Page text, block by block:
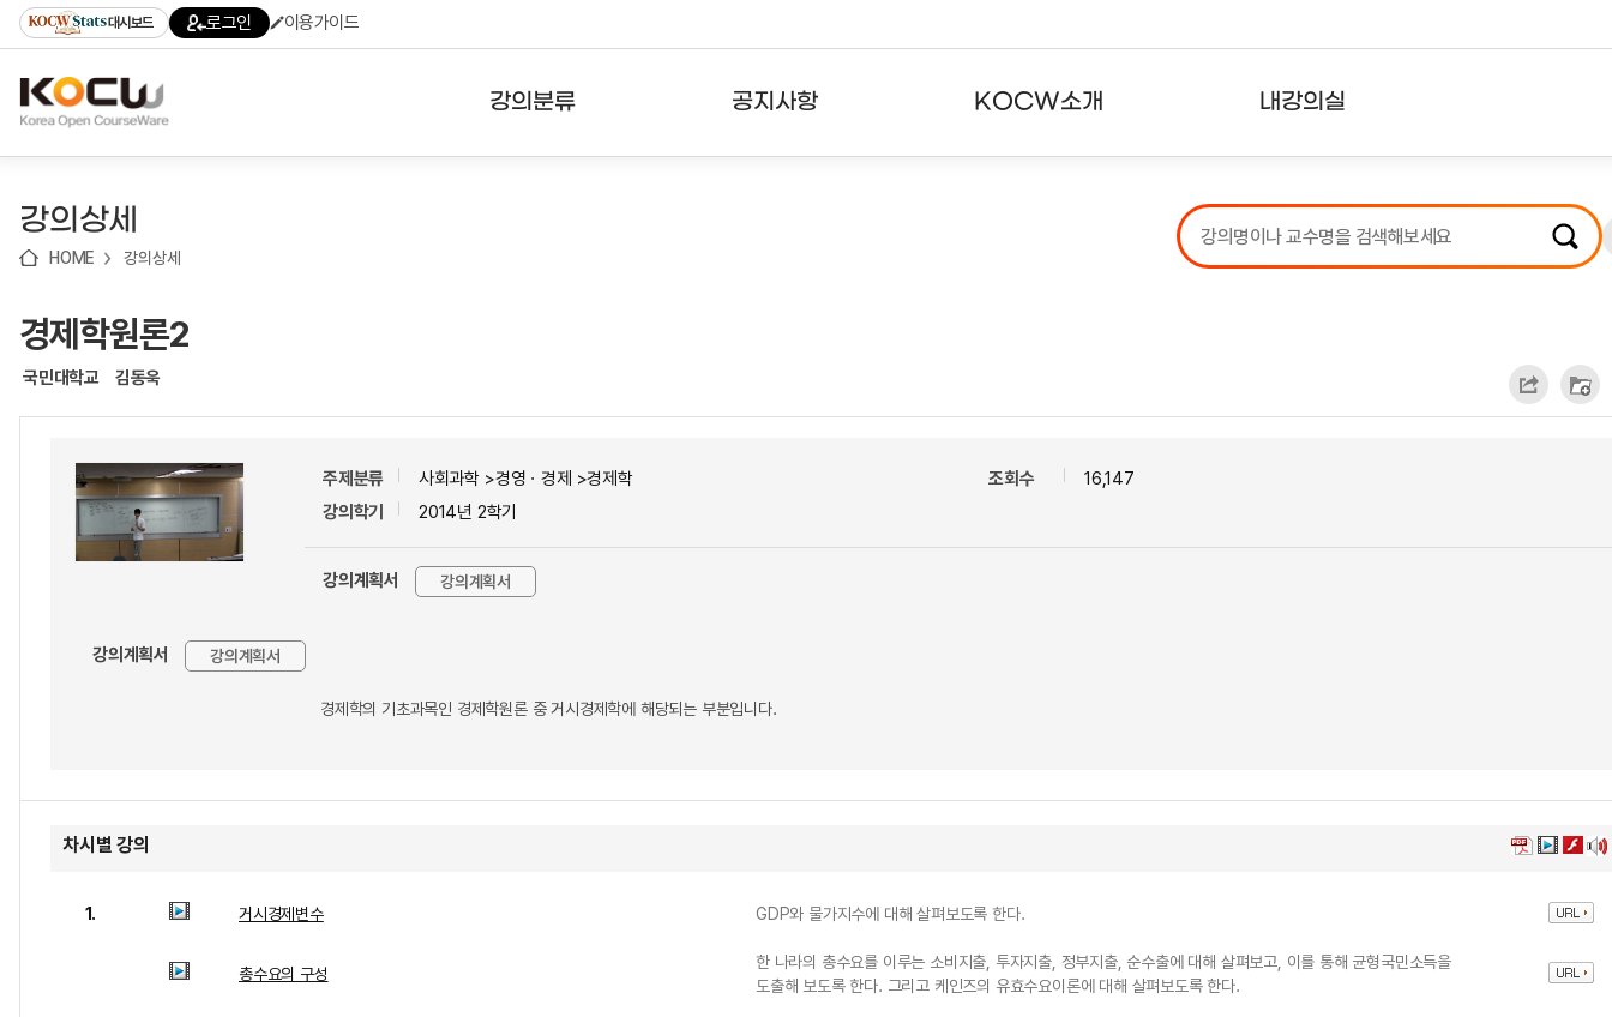
기
기
기
content)
가
대시보드 로그인 이용가이드
강의분류 공지사항 KOCW소개 내강의실
강의리스트
수강확인증강의
강의상세
HOME 강의상세
경제학원론2
국민대학교 김동욱
주제분류
사회과학 >경영ㆍ경제 >경제학
강의학기
2014년 2학기
조회수 16,147
강의계획서 강의계획서
강의계획서 강의계획서
경제학의 기초과목인 경제학원론 중 거시경제학에 해당되는 부분입니다.
차시별 강의
1. 거시경제변수 GDP와 물가지수에 대해 살펴보도록 한다.
총수요의 구성
한 나라의 총수요를 이루는 소비지출, 투자지출, 정부지출, 순수출에 대해 살펴보고, 이를 통해 균형국민소득을
도출해 보도록 한다. 그리고 케인즈의 유효수요이론에 대해 살펴보도록 한다.